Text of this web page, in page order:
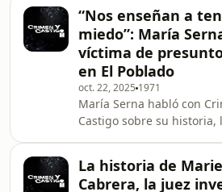
las alertas a tener e
Castigo, el jefe de la
criminal La Inmaculada,
los recientes asesinatos
del Inpec y el surgimiento
MAGO (muerte a
opresores).
“Nos enseñan a
miedo”: María
víctima de
en El Poblado
oct. 22, 2025 1971
María Serna habló con
Castigo sobre su historia,
Colombia y sobre el delito
sexual abusivo con
La historia de
Cabrera, la juez